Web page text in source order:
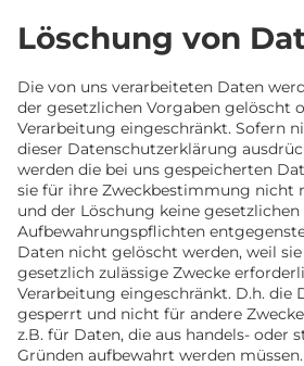
Löschung von
Die von uns verarbeiteten Daten
der gesetzlichen Vorgaben gelöscht
Verarbeitung eingeschränkt. Sofern
dieser Datenschutzerklärung
werden die bei uns gespeicherten
sie für ihre Zweckbestimmung nicht
und der Löschung keine gesetzlichen
Aufbewahrungspflichten
Daten nicht gelöscht werden, weil
gesetzlich zulässige Zwecke
Verarbeitung eingeschränkt. D.h. die
gesperrt und nicht für andere
z.B. für Daten, die aus handels- oder
Gründen aufbewahrt werden müssen.